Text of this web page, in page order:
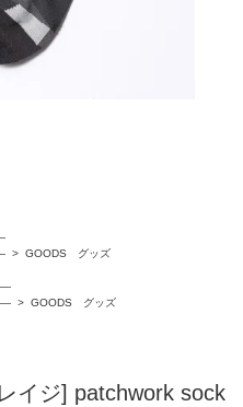
> GOODS グッズ
> GOODS グッズ
イジ] patchwork sock